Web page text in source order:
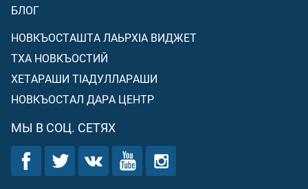
БЛОГ
НОВКЪОСТАШТА ЛАЬРХIА ВИДЖЕТ
ТХА НОВКЪОСТИЙ
ХЕТАРАШИ ТIАДУЛЛАРАШИ
НОВКЪОСТАЛ ДАРА ЦЕНТР
МЫ В СОЦ. СЕТЯХ